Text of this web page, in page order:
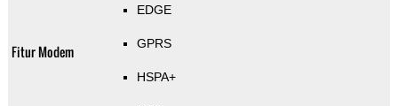
Fitur Modem
EDGE
GPRS
HSPA+